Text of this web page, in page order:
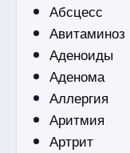
Абсцесс
Авитаминоз
Аденоиды
Аденома
Аллергия
Аритмия
Артрит